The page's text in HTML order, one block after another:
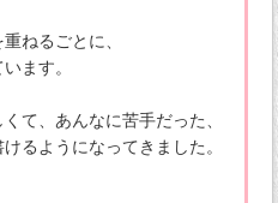
ねるごとに、
ます。
て、あんなに苦手だった、
るようになってきました。